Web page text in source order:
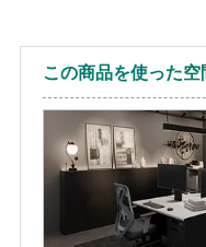
この商品を使った